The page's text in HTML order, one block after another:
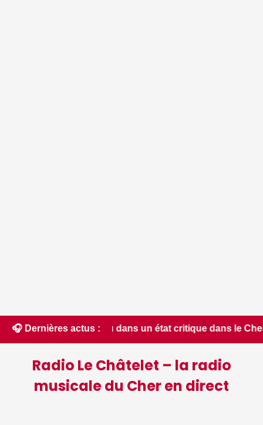
🎧 Dernières actus :
eau dans un état critique dans le Cher : la quasi-
Radio Le Châtelet – la radio
musicale du Cher en direct